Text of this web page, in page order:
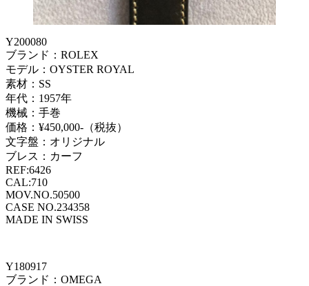
Y200080
ブランド：ROLEX
モデル：OYSTER ROYAL
素材：SS
年代：1957年
機械：手巻
価格：¥450,000-（税抜）
文字盤：オリジナル
ブレス：カーフ
REF:6426
CAL:710
MOV.NO.50500
CASE NO.234358
MADE IN SWISS
Y180917
ブランド：OMEGA